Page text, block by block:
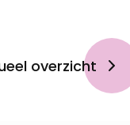
overzicht